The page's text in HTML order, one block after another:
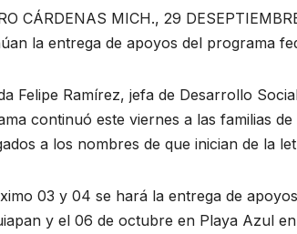
CÁRDENAS MICH., 29
la entrega de apoyos del programa
Felipe Ramírez, jefa de Desarrollo
continuó este viernes a las familias
a los nombres de que inician de la
03 y 04 se hará la entrega de
y el 06 de octubre en Playa Azul